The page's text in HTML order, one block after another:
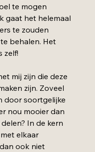
te mogen
gaat het helemaal
te zouden
behalen. Het
zelf!
mij zijn die deze
zijn. Zoveel
door soortgelijke
nou mooier dan
In de kern
elkaar
ook niet